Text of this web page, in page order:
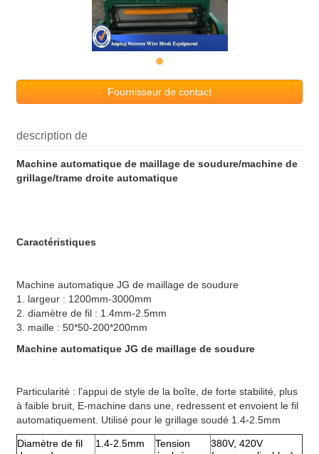
Fournisseur de contact
description de
Machine automatique de maillage de soudure/machine de
grillage/trame droite automatique
Caractéristiques
Machine automatique JG de maillage de soudure
1. largeur : 1200mm-3000mm
2. diamètre de fil : 1.4mm-2.5mm
3. maille : 50*50-200*200mm
Machine automatique JG de maillage de soudure
Particularité : l'appui de style de la boîte, de forte stabilité, plus
à faible bruit, E-machine dans une, redressent et envoient le fil
automatiquement. Utilisé pour le grillage soudé 1.4-2.5mm
Diamètre de fil
1.4-2.5mm
Tension
380V, 420V